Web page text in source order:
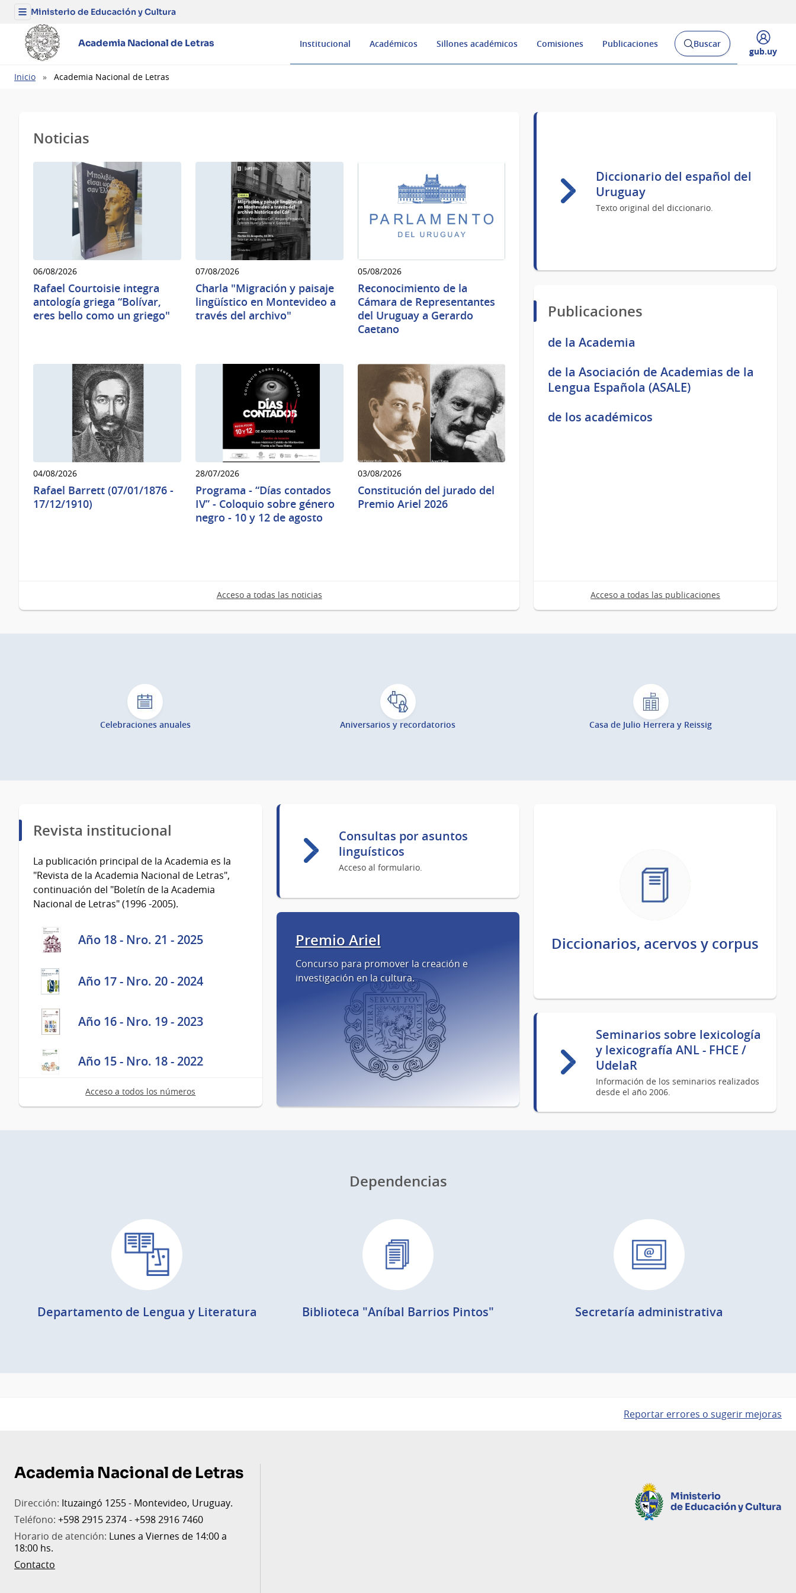
Menú
del
Ministerio
de
Educación
Cultura
Ministerio de Educación y Cultura
Academia Nacional de Letras Institucional Académicos Sillones académicos Comisiones Publicaciones
Abrir
buscador
Buscar
Desplegar
gub.uy
Ruta
Inicio Academia Nacional de Letras
Noticias
06/08/2026
Rafael Courtoisie integra
antología griega “Bolívar,
eres bello como un griego"
07/08/2026
Charla "Migración y paisaje
lingüístico en Montevideo a
través del archivo"
05/08/2026
Reconocimiento de la
Cámara de Representantes
del Uruguay a Gerardo
Caetano
04/08/2026
Rafael Barrett (07/01/1876 -
17/12/1910)
28/07/2026
Programa - “Días contados
IV” - Coloquio sobre género
negro - 10 y 12 de agosto
03/08/2026
Constitución del jurado del
Premio Ariel 2026
Acceso a todas las noticias
Diccionario del español del
Uruguay
Texto original del diccionario.
Publicaciones
de la Academia
de la Asociación de Academias de la
Lengua Española (ASALE)
de los académicos
Acceso a todas las publicaciones
Celebraciones anuales Aniversarios y recordatorios Casa de Julio Herrera y Reissig
Revista institucional
La publicación principal de la Academia es la
"Revista de la Academia Nacional de Letras",
continuación del "Boletín de la Academia
Nacional de Letras" (1996 -2005).
Año 18 - Nro. 21 - 2025
Año 17 - Nro. 20 - 2024
Año 16 - Nro. 19 - 2023
Año 15 - Nro. 18 - 2022
Acceso a todos los números
Consultas por asuntos
linguísticos
Acceso al formulario.
Premio Ariel
Concurso para promover la creación e
investigación en la cultura.
Diccionarios, acervos y corpus
Seminarios sobre lexicología
y lexicografía ANL - FHCE /
UdelaR
Información de los seminarios realizados
desde el año 2006.
Dependencias
Departamento de Lengua y Literatura Biblioteca "Aníbal Barrios Pintos" Secretaría administrativa
Reportar errores o sugerir mejoras
de
página
Academia Nacional de Letras
Dirección: Ituzaingó 1255 - Montevideo, Uruguay.
Teléfono: +598 2915 2374 - +598 2916 7460
Horario de atención: Lunes a Viernes de 14:00 a
18:00 hs.
Contacto
Ministerio
de Educación y Cultura